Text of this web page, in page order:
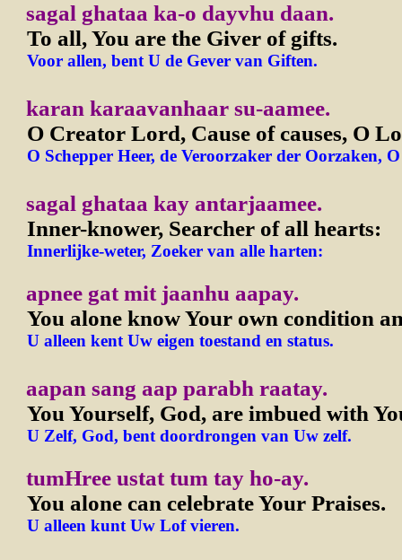
sagal ghataa ka-o dayvhu daan.
To all, You are the Giver of gifts.
Voor allen, bent U de Gever van Giften.
karan karaavanhaar su-aamee.
O Creator Lord, Cause of causes, O
O Schepper Heer, de Veroorzaker der Oorzaken, O
sagal ghataa kay antarjaamee.
Inner-knower, Searcher of all hearts:
Innerlijke-weter, Zoeker van alle harten:
apnee gat mit jaanhu aapay.
You alone know Your own condition
U alleen kent Uw eigen toestand en status.
aapan sang aap parabh raatay.
You Yourself, God, are imbued with
U Zelf, God, bent doordrongen van Uw zelf.
tumHree ustat tum tay ho-ay.
You alone can celebrate Your Praises.
U alleen kunt Uw Lof vieren.